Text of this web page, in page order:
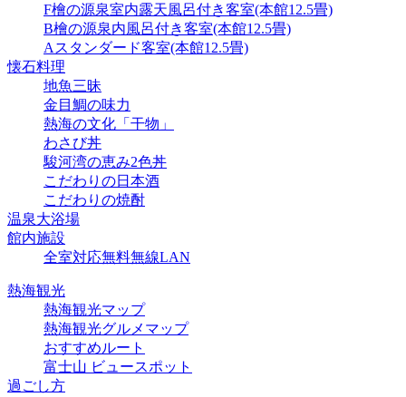
F檜の源泉室内露天風呂付き客室(本館12.5畳)
B檜の源泉内風呂付き客室(本館12.5畳)
Aスタンダード客室(本館12.5畳)
懐石料理
地魚三昧
金目鯛の味力
熱海の文化「干物」
わさび丼
駿河湾の恵み2色丼
こだわりの日本酒
こだわりの焼酎
温泉大浴場
館内施設
全室対応無料無線LAN
熱海観光
熱海観光マップ
熱海観光グルメマップ
おすすめルート
富士山 ビュースポット
過ごし方